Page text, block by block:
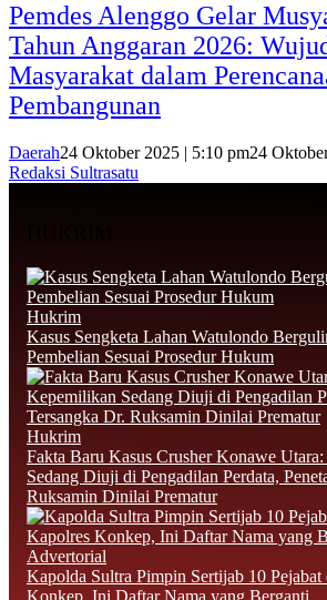
Pemdes Alenggo Gelar
Tahun Anggaran 2026:
Masyarakat dalam
Pembangunan
Daerah24 Oktober 2025 | 5:10 pm24
Redaksi Sultrasatu
Hukrim
‎Kasus Sengketa Lahan Watulondo
Pembelian Sesuai Prosedur Hukum
Hukrim
Fakta Baru Kasus Crusher Konawe
Sedang Diuji di Pengadilan Perdata,
Ruksamin Dinilai Prematur
Advertorial
‎Kapolda Sultra Pimpin Sertijab 10
Konkep, Ini Daftar Nama yang Berganti